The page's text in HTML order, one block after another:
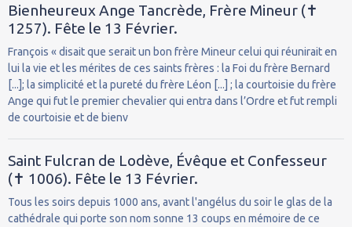
Bienheureux Ange Tancrède, Frère Mineur (✝
1257). Fête le 13 Février.
François « disait que serait un bon frère Mineur celui qui réunirait en
lui la vie et les mérites de ces saints frères : la Foi du frère Bernard
[...]; la simplicité et la pureté du frère Léon [...] ; la courtoisie du frère
Ange qui fut le premier chevalier qui entra dans l’Ordre et fut rempli
de courtoisie et de bienv
Saint Fulcran de Lodève, Évêque et Confesseur
(✝ 1006). Fête le 13 Février.
Tous les soirs depuis 1000 ans, avant l'angélus du soir le glas de la
cathédrale qui porte son nom sonne 13 coups en mémoire de ce